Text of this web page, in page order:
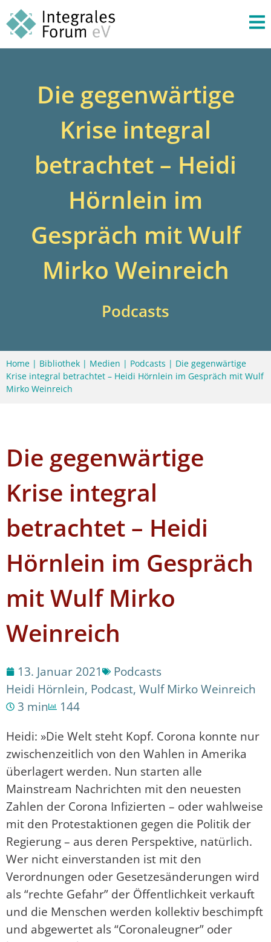
Die gegenwärtige
Krise integral
betrachtet – Heidi
Hörnlein im
Gespräch mit Wulf
Mirko Weinreich
Podcasts
Home | Bibliothek | Medien | Podcasts | Die gegenwärtige
Krise integral betrachtet – Heidi Hörnlein im Gespräch mit Wulf
Mirko Weinreich
Die gegenwärtige
Krise integral
betrachtet – Heidi
Hörnlein im Gespräch
mit Wulf Mirko
Weinreich
13. Januar 2021
Podcasts
Heidi Hörnlein, Podcast, Wulf Mirko Weinreich
3 min
144
Heidi: »Die Welt steht Kopf. Corona konnte nur
zwischenzeitlich von den Wahlen in Amerika
überlagert werden. Nun starten alle
Mainstream Nachrichten mit den neuesten
Zahlen der Corona Infizierten – oder wahlweise
mit den Protestaktionen gegen die Politik der
Regierung – aus deren Perspektive, natürlich.
Wer nicht einverstanden ist mit den
Verordnungen oder Gesetzesänderungen wird
als “rechte Gefahr” der Öffentlichkeit verkauft
und die Menschen werden kollektiv beschimpft
und abgewertet als “Coronaleugner” oder